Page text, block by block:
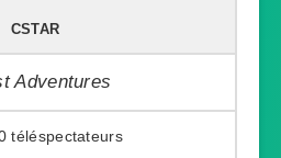
CSTAR
Adventures